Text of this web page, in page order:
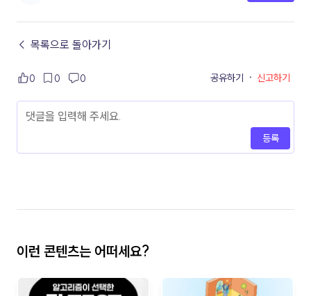
← 목록으로 돌아가기
0 0 0 공유하기 · 신고하기
등록
이런 콘텐츠는 어떠세요?